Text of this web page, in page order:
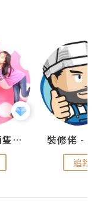
儍媽媽與兩隻小魔怪之家
追蹤